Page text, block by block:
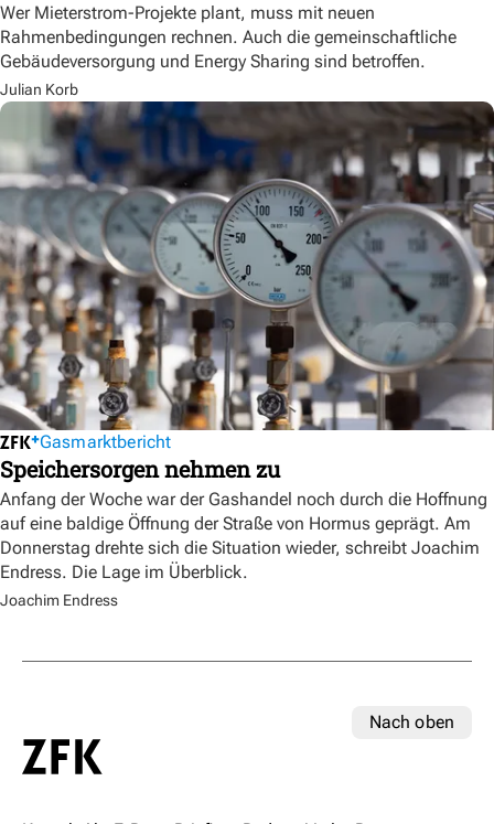
Wer Mieterstrom-Projekte plant, muss mit neuen
Rahmenbedingungen rechnen. Auch die gemeinschaftliche
Gebäudeversorgung und Energy Sharing sind betroffen.
Julian Korb
Gasmarktbericht
Speichersorgen nehmen zu
Anfang der Woche war der Gashandel noch durch die Hoffnung
auf eine baldige Öffnung der Straße von Hormus geprägt. Am
Donnerstag drehte sich die Situation wieder, schreibt Joachim
Endress. Die Lage im Überblick.
Joachim Endress
Nach oben